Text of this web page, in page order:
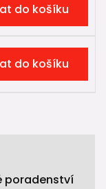
do košíku
do košíku
poradenství